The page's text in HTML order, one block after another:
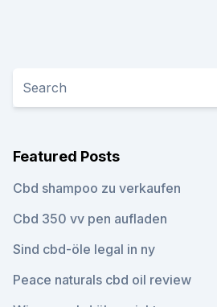
Featured Posts
Cbd shampoo zu verkaufen
Cbd 350 vv pen aufladen
Sind cbd-öle legal in ny
Peace naturals cbd oil review